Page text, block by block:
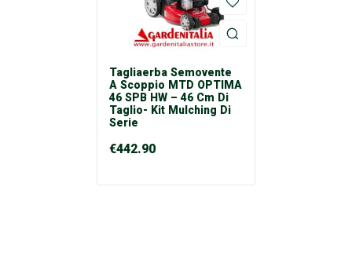
Tagliaerba Semovente
A Scoppio MTD OPTIMA
46 SPB HW – 46 Cm Di
Taglio- Kit Mulching Di
Serie
€442.90